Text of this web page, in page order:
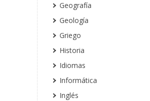
Geografía
Geología
Griego
Historia
Idiomas
Informática
Inglés